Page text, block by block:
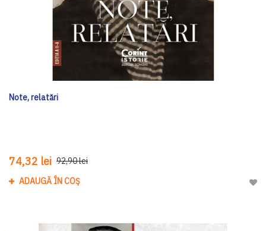
Note, relatări
74,32 lei 92,90 lei
ADAUGĂ ÎN COȘ